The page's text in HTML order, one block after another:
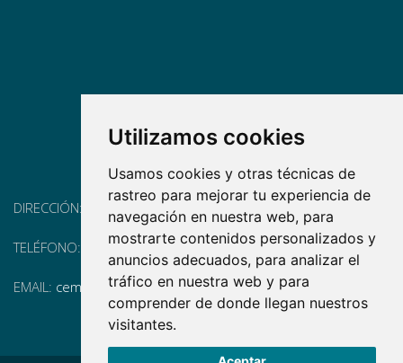
Utilizamos cookies
Usamos cookies y otras técnicas de
rastreo para mejorar tu experiencia de
navegación en nuestra web, para
mostrarte contenidos personalizados y
anuncios adecuados, para analizar el
tráfico en nuestra web y para
comprender de donde llegan nuestros
visitantes.
DIRECCIÓN: Pg. Vall d'Hebron, 119-129, 08035 Barcelona
TELÉFONO: (+34) 93 175 15 55
EMAIL: cem-cat@cem-cat.org